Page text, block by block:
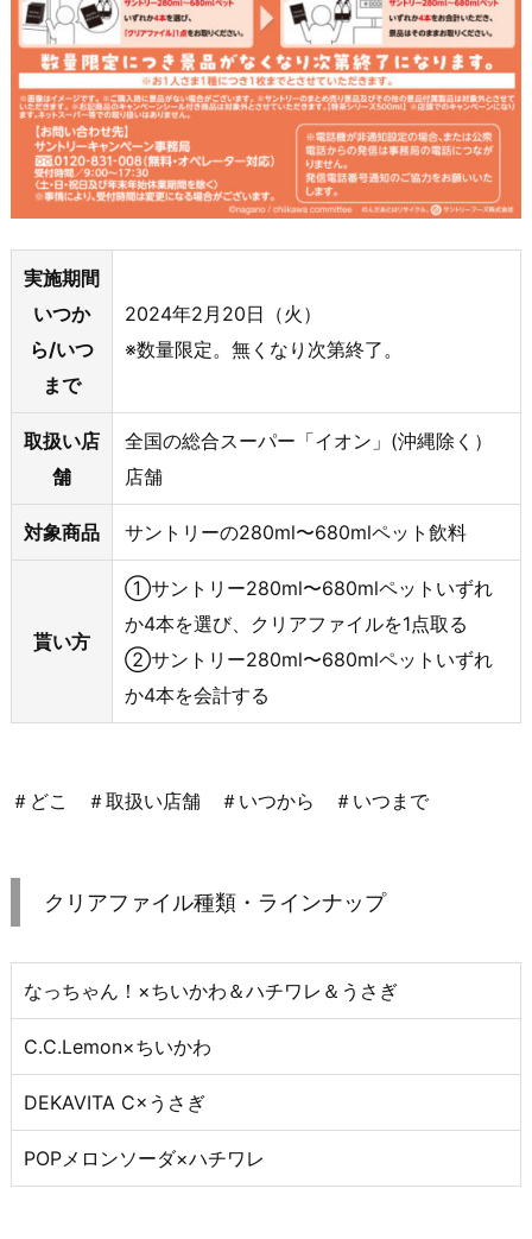
実施期間
いつか
ら/いつ
まで
2024年2月20日（火）
※数量限定。無くなり次第終了。
取扱い店
舗
全国の総合スーパー「イオン」(沖縄除く）
店舗
対象商品 サントリーの280ml〜680mlペット飲料
貰い方
①サントリー280ml〜680mlペットいずれ
か4本を選び、クリアファイルを1点取る
②サントリー280ml〜680mlペットいずれ
か4本を会計する
＃どこ ＃取扱い店舗 ＃いつから ＃いつまで
クリアファイル種類・ラインナップ
なっちゃん！×ちいかわ＆ハチワレ＆うさぎ
C.C.Lemon×ちいかわ
DEKAVITA C×うさぎ
POPメロンソーダ×ハチワレ